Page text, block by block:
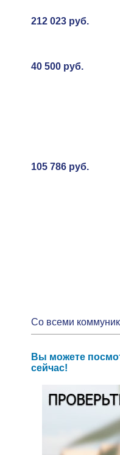
212 023 руб.
40 500 руб.
105 786 руб.
Со всеми
Вы можете
сейчас!